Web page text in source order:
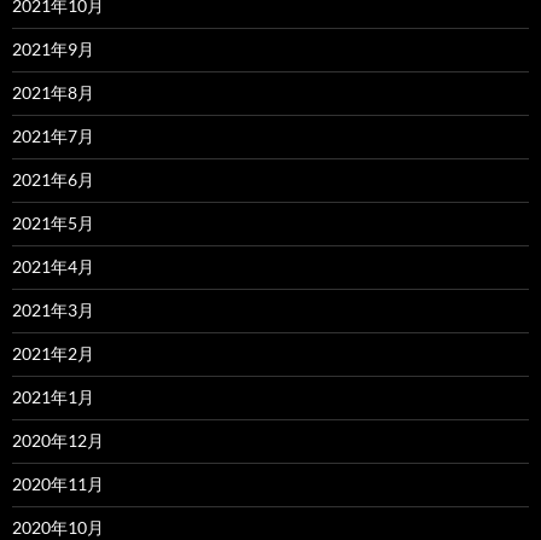
2021年10月
2021年9月
2021年8月
2021年7月
2021年6月
2021年5月
2021年4月
2021年3月
2021年2月
2021年1月
2020年12月
2020年11月
2020年10月